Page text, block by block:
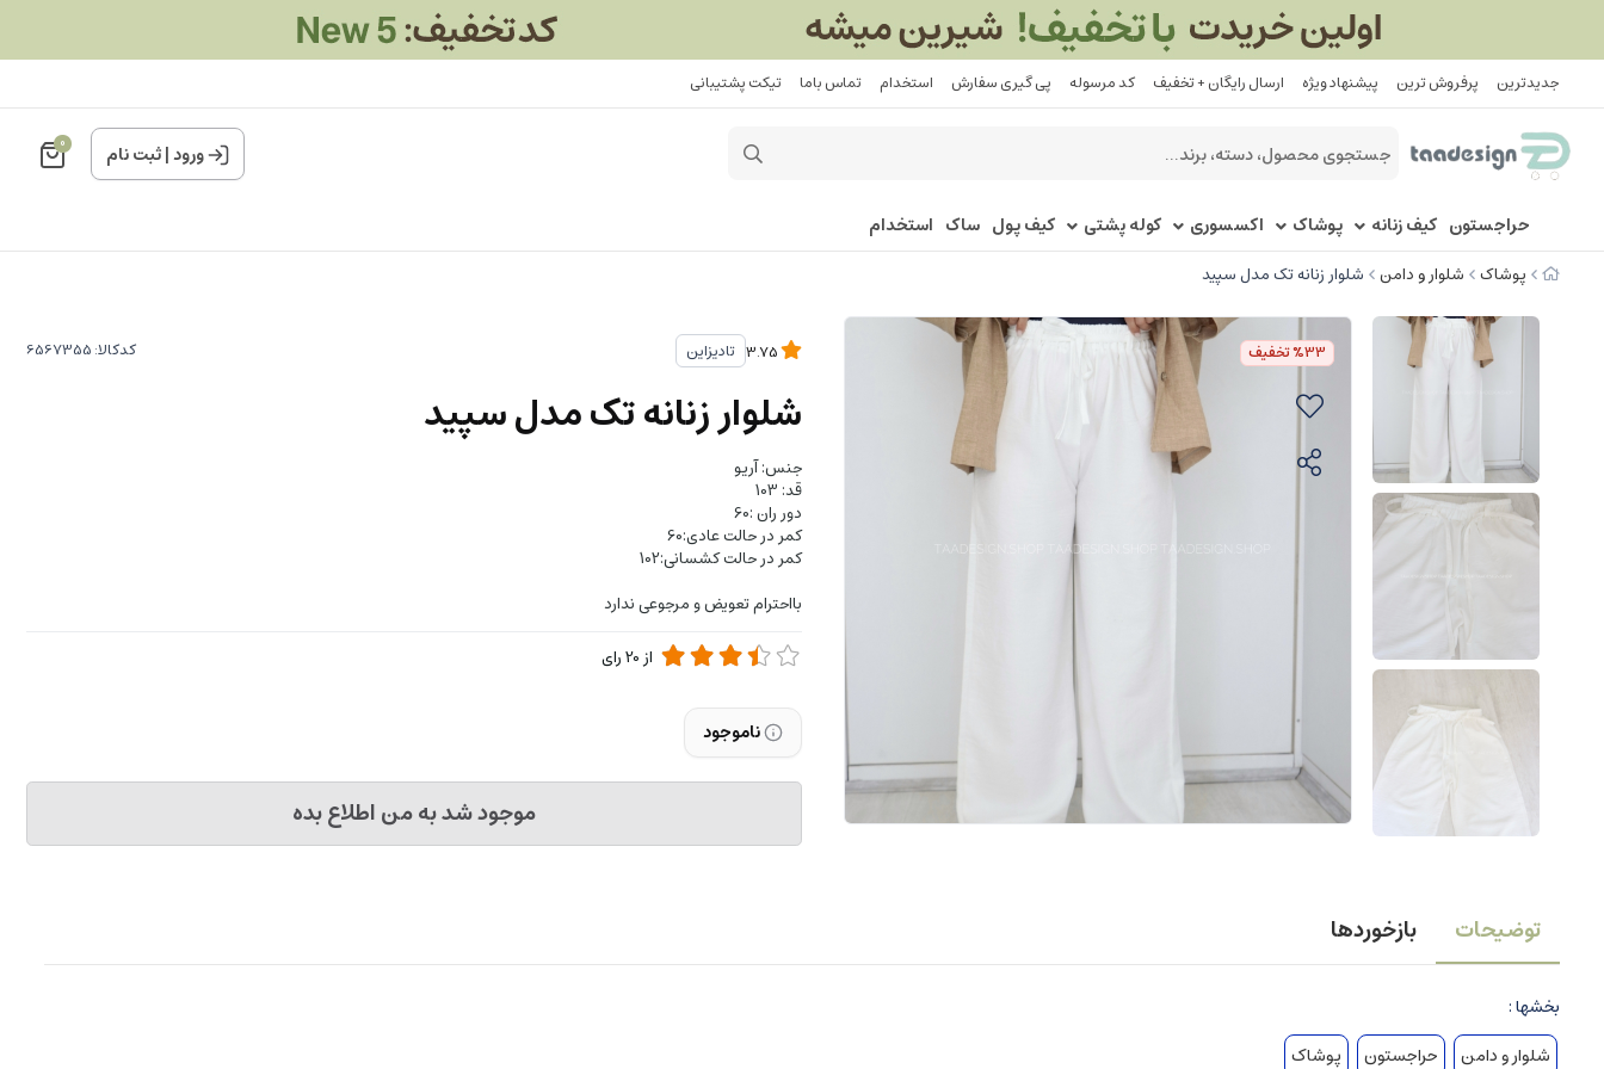
جدیدترین پرفروش ترین پیشنهاد ویژه ارسال رایگان + تخفیف کد مرسوله پی گیری سفارش استخدام تماس باما تیکت پشتیبانی
ورود|ثبت نام 0
حراجستون کیف زنانه پوشاک اکسسوری کوله پشتی کیف پول ساک استخدام
پوشاک شلوار و دامن شلوار زنانه تک مدل سپید
%33تخفیف تادیزاین کدکالا:
شلوار زنانه تک مدل سپید
جنس: آریو
قد: 103
دور ران :60
کمر در حالت عادی:60
کمر در حالت کشسانی:102
بااحترام تعویض و مرجوعی ندارد
از20رای
ناموجود
موجود شد به من اطلاع بده
توضیحات بازخوردها
بخشها :
شلوار و دامن
حراجستون پوشاک